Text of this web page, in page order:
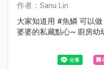
作者：Sanu Lin
大家知道用 #魚鱗 可以
婆婆的私藏點心~ 廚房幼